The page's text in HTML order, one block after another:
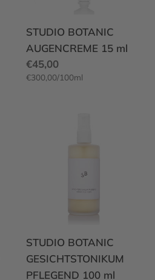
G
E
Z
STUDIO BOTANIC
AUGENCREME 15 ml
Normaler
Preis
€45,00
Einzelpreis
€300,00/pro
100ml
STUDIO BOTANIC
GESICHTSTONIKUM
PFLEGEND 100 ml